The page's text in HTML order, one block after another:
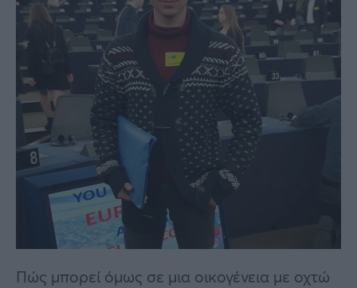
Πώς μπορεί όμως σε μια οικογένεια με οχτώ